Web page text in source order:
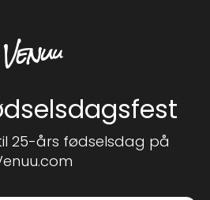
25-års fødselsdag på